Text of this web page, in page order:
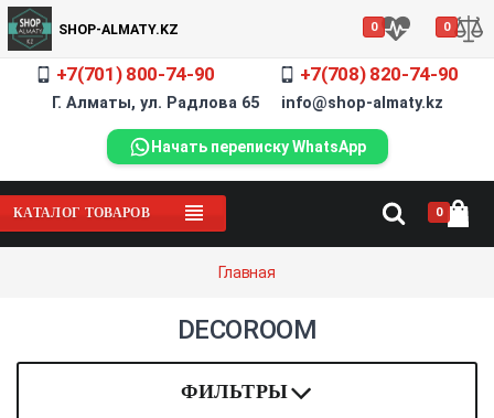
SHOP-ALMATY.KZ 0 0
+7(701) 800-74-90 +7(708) 820-74-90
Г. Алматы, ул. Радлова 65 info@shop-almaty.kz
Начать переписку WhatsApp
КАТАЛОГ ТОВАРОВ 0
Главная
DECOROOM
ФИЛЬТРЫ